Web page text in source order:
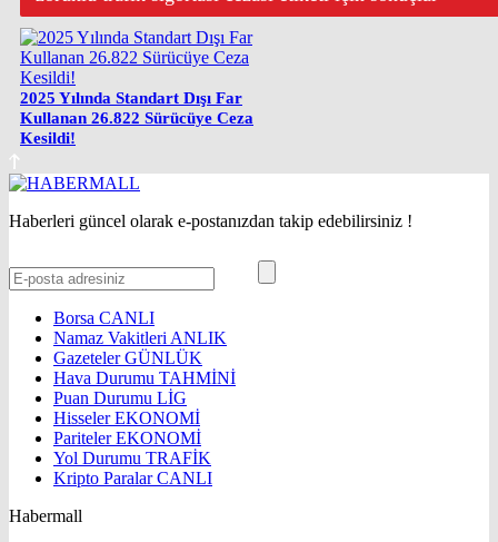
2025 Yılında Standart Dışı Far
Kullanan 26.822 Sürücüye Ceza
Kesildi!
Haberleri güncel olarak e-postanızdan takip edebilirsiniz !
Borsa CANLI
Namaz Vakitleri ANLIK
GazetelerGÜNLÜK
Hava Durumu TAHMİNİ
Puan Durumu LİG
HisselerEKONOMİ
ParitelerEKONOMİ
Yol Durumu TRAFİK
Kripto ParalarCANLI
Habermall